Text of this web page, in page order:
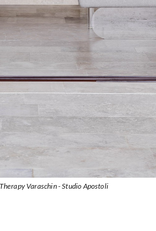
Varaschin - Studio Apostoli